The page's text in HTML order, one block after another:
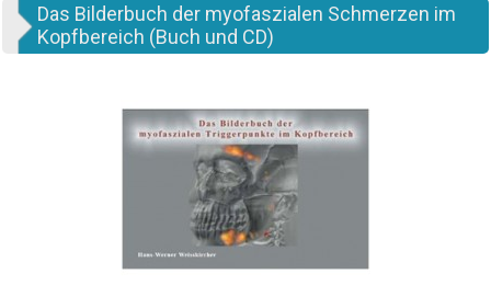
Das Bilderbuch der myofaszialen Schmerzen im
Kopfbereich (Buch und CD)